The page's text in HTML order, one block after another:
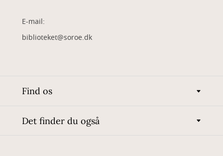
E-mail:
biblioteket@soroe.dk
Find os
Det finder du også